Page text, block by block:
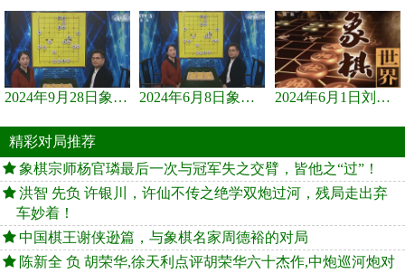
2024年9月28日象棋世界栏目，刘君、蒋川讲解了第九届杨官璘杯象棋... 2024年6月8日象棋世界，刘君、蒋川讲解了第九届杨官璘杯全国象棋... 2024年6月1日刘君、蒋川讲解第三届上海杯象棋大师赛谢靖与李少庚...
精彩对局推荐
象棋宗师杨官璘最后一次与冠军失之交臂，皆他之“过”！
洪智 先负 许银川，许仙不传之绝学双炮过河，残局走出弃
车妙着！
中国棋王谢侠逊篇，与象棋名家周德裕的对局
陈新全 负 胡荣华,徐天利点评胡荣华六十杰作,中炮巡河炮对